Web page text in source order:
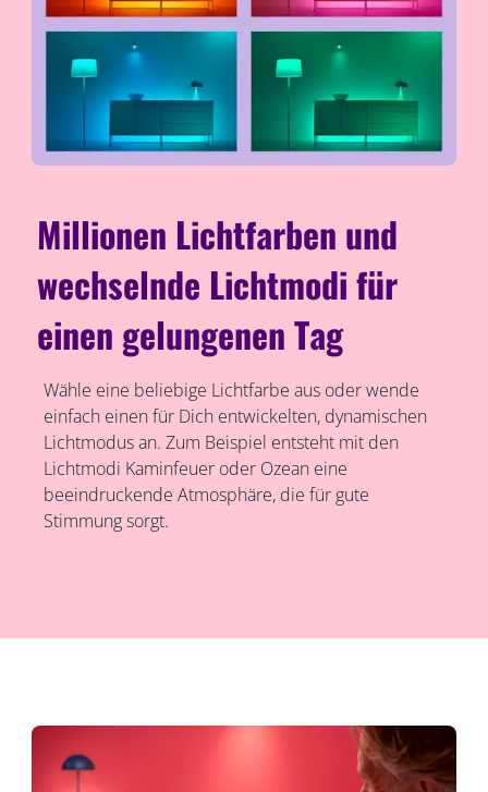
Millionen Lichtfarben und
wechselnde Lichtmodi für
einen gelungenen Tag
Wähle eine beliebige Lichtfarbe aus oder wende
einfach einen für Dich entwickelten, dynamischen
Lichtmodus an. Zum Beispiel entsteht mit den
Lichtmodi Kaminfeuer oder Ozean eine
beeindruckende Atmosphäre, die für gute
Stimmung sorgt.